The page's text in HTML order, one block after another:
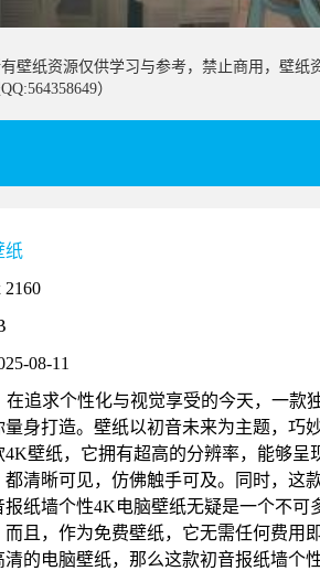
壁纸资源仅供学习与参考，禁止商用，壁
）
纸
2160
08-11
追求个性化与视觉享受的今天，一款
量身打造。壁纸以初音未来为主题，巧
4K壁纸，它拥有超高的分辨率，能够
都清晰可见，仿佛触手可及。同时，这
报纸墙个性4K电脑壁纸无疑是一个不
而且，作为免费壁纸，它无需任何费用
清的电脑壁纸，那么这款初音报纸墙个